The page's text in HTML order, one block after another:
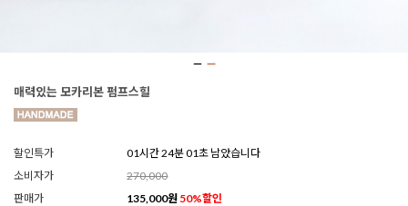
매력있는 모카리본 펌프스힐
할인특가
01시간 23분 58초 남았습니다
소비자가
270,000
판매가
135,000원 50%할인